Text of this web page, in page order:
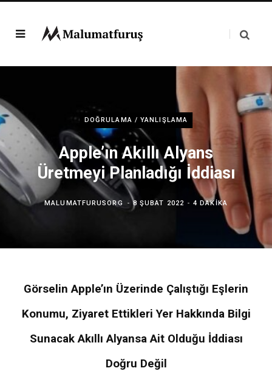
DOĞRULAMA / YANLIŞLAMA
Apple’ın Akıllı Alyans
Üretmeyi Planladığı İddiası
MALUMATFURUSORG 8 ŞUBAT 2022 4 DAKIKA
Görselin Apple’ın Üzerinde Çalıştığı Eşlerin
Konumu, Ziyaret Ettikleri Yer Hakkında Bilgi
Sunacak Akıllı Alyansa Ait Olduğu İddiası
Doğru Değil